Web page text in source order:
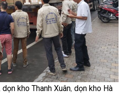
dọn kho Thanh Xuân, dọn kho Hà